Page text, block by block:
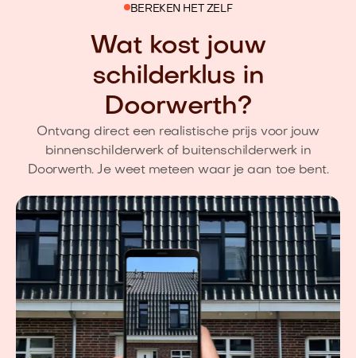
BEREKEN HET ZELF
Wat kost jouw
schilderklus in
Doorwerth?
Ontvang direct een realistische prijs voor jouw
binnenschilderwerk of buitenschilderwerk in
Doorwerth. Je weet meteen waar je aan toe bent.